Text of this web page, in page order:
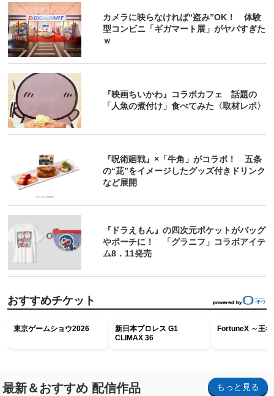
カメラに映らなければ“盗み”OK！ 体験
型コンビニ「ギガマート展」がヤバすぎた
ｗ
『映画ちいかわ』コラボカフェ 話題の
「人魚の煮付け」食べてみた〈取材レポ〉
『呪術廻戦』×「牛角」がコラボ！ 五条
の“茈”をイメージしたグッズ付きドリンク
など展開
『ドラえもん』の四次元ポケットがバッグ
やポーチに！ 「グラニフ」コラボアイテ
ム8．11発売
おすすめチケット
東京ゲームショウ2026
新日本プロレス G1
CLIMAX 36
FortuneX ～王
最新＆おすすめ 配信作品 もっと見る